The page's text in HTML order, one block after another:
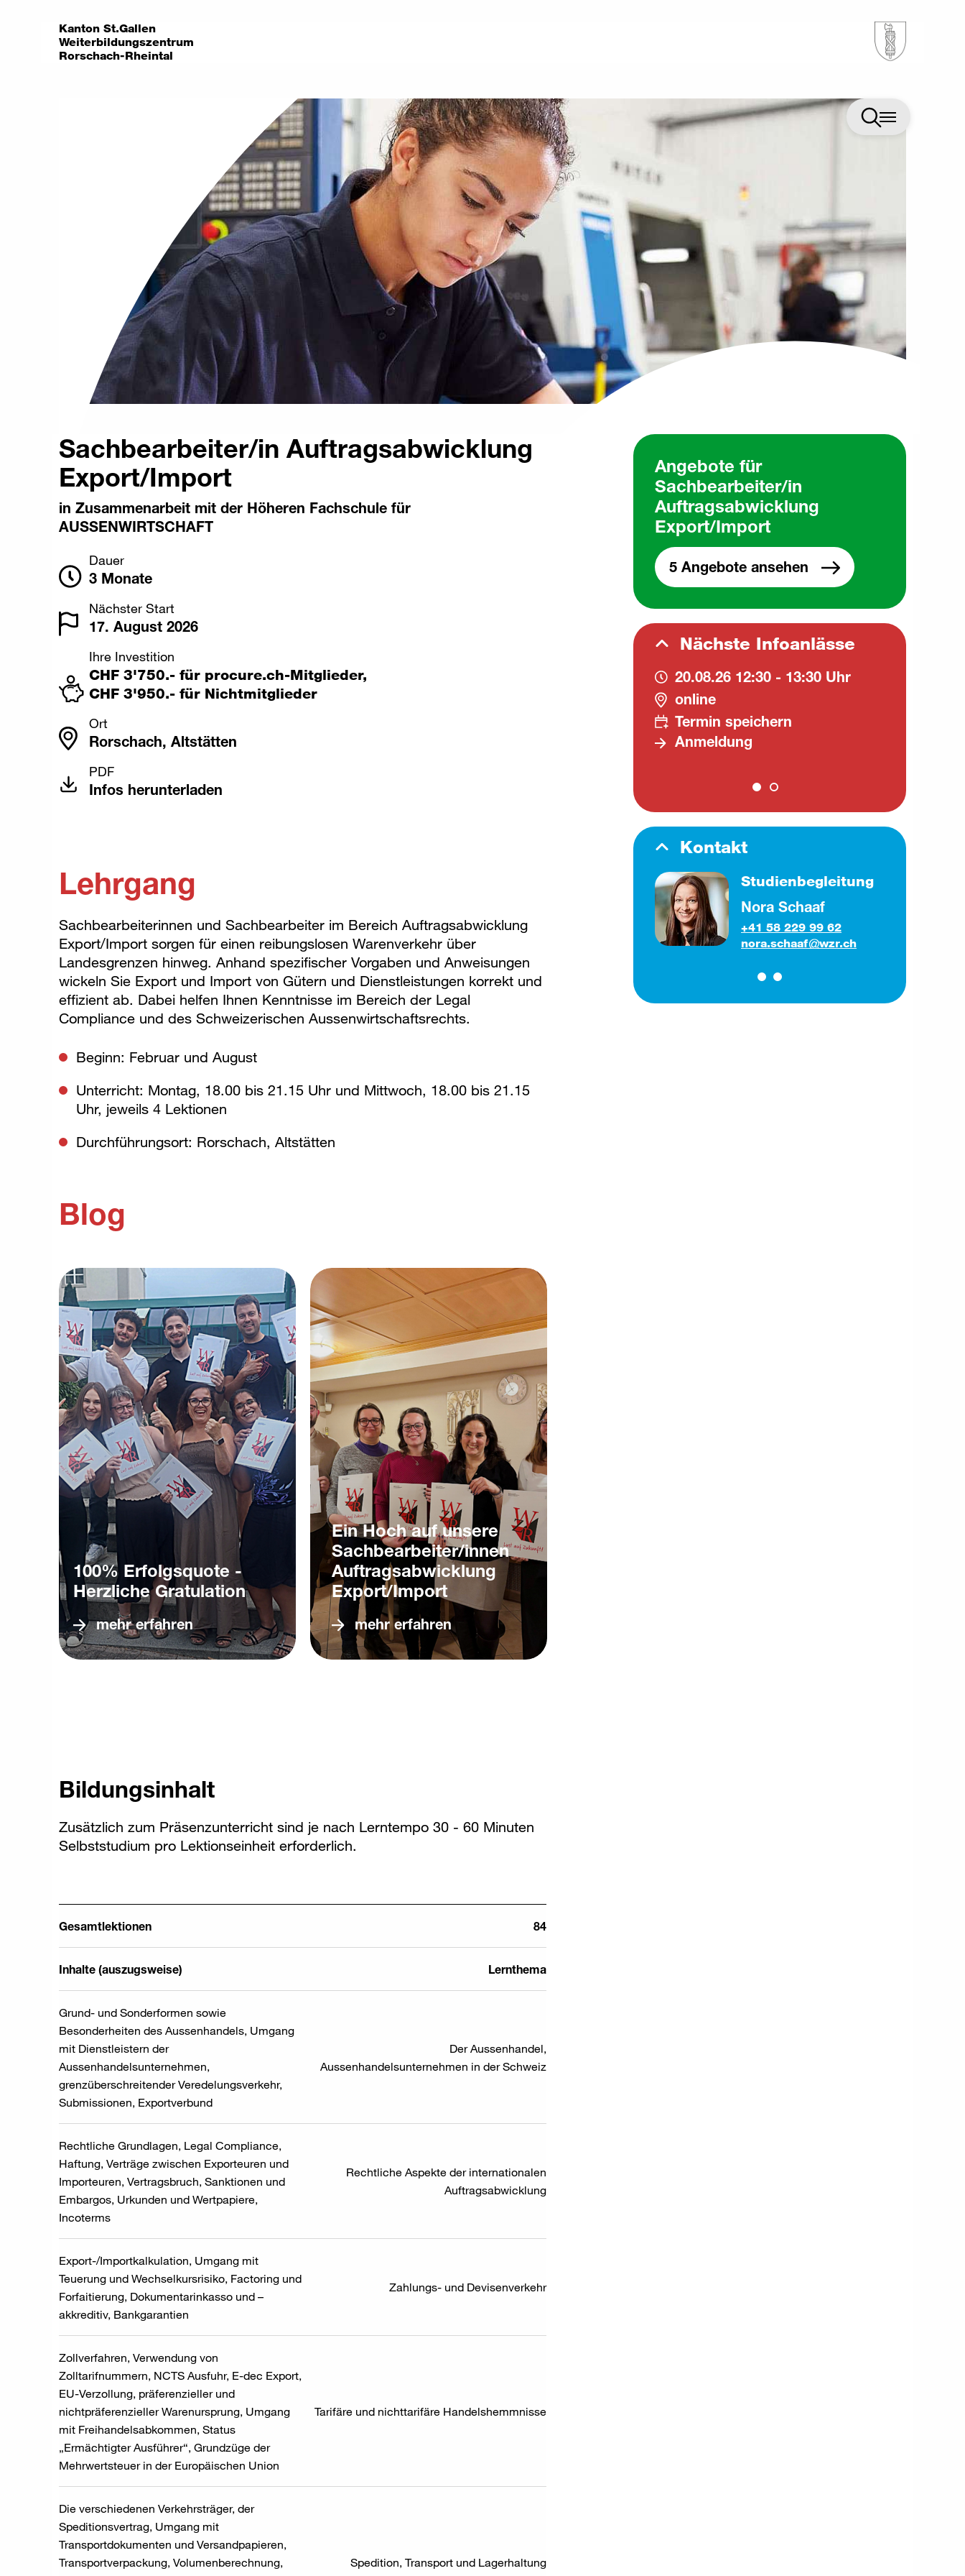
Kanton St.Gallen
Weiterbildungszentrum
Rorschach-Rheintal
Sachbearbeiter/in Auftragsabwicklung
Export/Import
in Zusammenarbeit mit der Höheren Fachschule für
AUSSENWIRTSCHAFT
Dauer
3 Monate
Nächster Start
17. August 2026
Ihre Investition
CHF 3'750.- für procure.ch-Mitglieder,
CHF 3'950.- für Nichtmitglieder
Ort
Rorschach, Altstätten
PDF
Infos herunterladen
Lehrgang
Sachbearbeiterinnen und Sachbearbeiter im Bereich Auftragsabwicklung
Export/Import sorgen für einen reibungslosen Warenverkehr über
Landesgrenzen hinweg. Anhand spezifischer Vorgaben und Anweisungen
wickeln Sie Export und Import von Gütern und Dienstleistungen korrekt und
effizient ab. Dabei helfen Ihnen Kenntnisse im Bereich der Legal
Compliance und des Schweizerischen Aussenwirtschaftsrechts.
Beginn: Februar und August
Unterricht: Montag, 18.00 bis 21.15 Uhr und Mittwoch, 18.00 bis 21.15
Uhr, jeweils 4 Lektionen
Durchführungsort: Rorschach, Altstätten
Blog
100% Erfolgsquote -
Herzliche Gratulation
mehr erfahren
Ein Hoch auf unsere
Sachbearbeiter/innen
Auftragsabwicklung
Export/Import
mehr erfahren
Bildungsinhalt
Zusätzlich zum Präsenzunterricht sind je nach Lerntempo 30 - 60 Minuten
Selbststudium pro Lektionseinheit erforderlich.
Gesamtlektionen 84
Inhalte (auszugsweise) Lernthema
Grund- und Sonderformen sowie
Besonderheiten des Aussenhandels, Umgang
mit Dienstleistern der
Aussenhandelsunternehmen,
grenzüberschreitender Veredelungsverkehr,
Submissionen, Exportverbund
Der Aussenhandel,
Aussenhandelsunternehmen in der Schweiz
Rechtliche Grundlagen, Legal Compliance,
Haftung, Verträge zwischen Exporteuren und
Importeuren, Vertragsbruch, Sanktionen und
Embargos, Urkunden und Wertpapiere,
Incoterms
Rechtliche Aspekte der internationalen
Auftragsabwicklung
Export-/Importkalkulation, Umgang mit
Teuerung und Wechselkursrisiko, Factoring und
Forfaitierung, Dokumentarinkasso und –
akkreditiv, Bankgarantien
Zahlungs- und Devisenverkehr
Zollverfahren, Verwendung von
Zolltarifnummern, NCTS Ausfuhr, E-dec Export,
EU-Verzollung, präferenzieller und
nichtpräferenzieller Warenursprung, Umgang
mit Freihandelsabkommen, Status
„Ermächtigter Ausführer“, Grundzüge der
Mehrwertsteuer in der Europäischen Union
Tarifäre und nichttarifäre Handelshemmnisse
Die verschiedenen Verkehrsträger, der
Speditionsvertrag, Umgang mit
Transportdokumenten und Versandpapieren,
Transportverpackung, Volumenberechnung,
Spedition, Transport und Lagerhaltung
Angebote für
Sachbearbeiter/in
Auftragsabwicklung
Export/Import
5 Angebote ansehen
Nächste Infoanlässe
20.08.26 12:30 - 13:30 Uhr
online
Termin speichern
Anmeldung
Kontakt
Studienbegleitung
Nora Schaaf
+41 58 229 99 62
nora.schaaf
wzr.ch